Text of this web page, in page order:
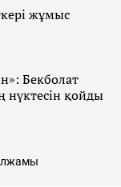
жұмыс
Бекболат
нүктесін қойды